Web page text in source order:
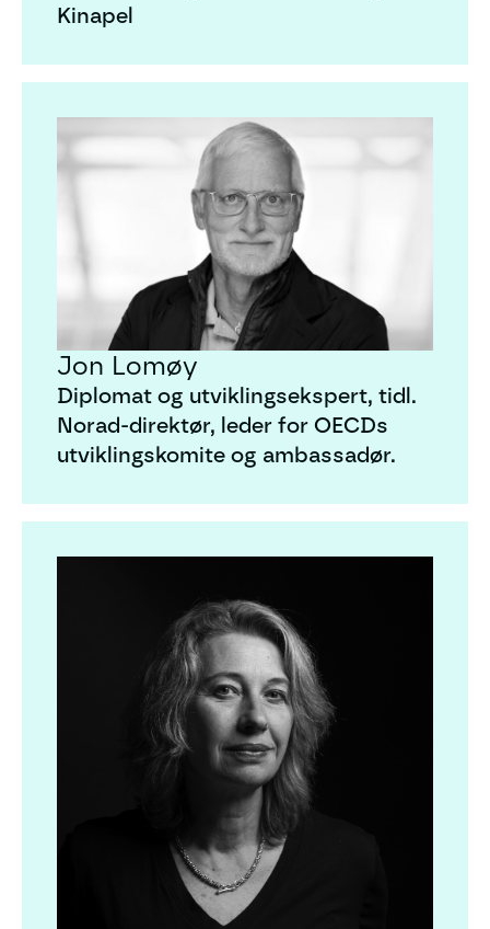
Kinapel
Jon Lomøy
Diplomat og utviklingsekspert, tidl.
Norad-direktør, leder for OECDs
utviklingskomite og ambassadør.